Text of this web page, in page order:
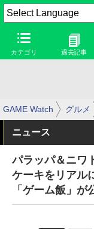
カテゴリ 過去記事
GAME Watch グルメ
ニュース
パラッパ＆ニワ
ケーキをリアル
「ゲーム飯」が